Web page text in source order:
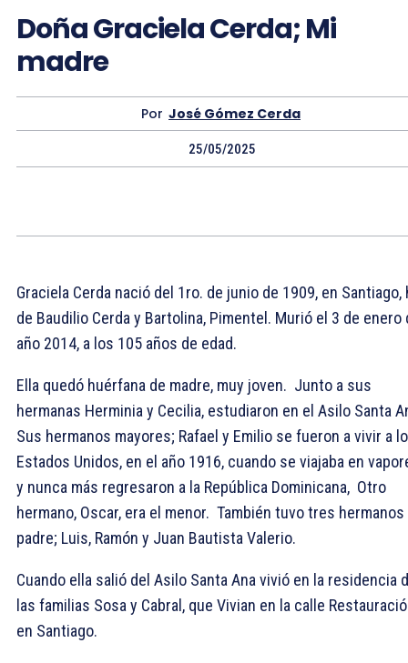
Doña Graciela Cerda; Mi
madre
Por José Gómez Cerda
25/05/2025
Graciela Cerda nació del 1ro. de junio de 1909, en Santiago,
de Baudilio Cerda y Bartolina, Pimentel. Murió el 3 de enero
año 2014, a los 105 años de edad.
Ella quedó huérfana de madre, muy joven. Junto a sus
hermanas Herminia y Cecilia, estudiaron en el Asilo Santa
Sus hermanos mayores; Rafael y Emilio se fueron a vivir a
Estados Unidos, en el año 1916, cuando se viajaba en
y nunca más regresaron a la República Dominicana, Otro
hermano, Oscar, era el menor. También tuvo tres hermanos
padre; Luis, Ramón y Juan Bautista Valerio.
Cuando ella salió del Asilo Santa Ana vivió en la residencia
las familias Sosa y Cabral, que Vivian en la calle
en Santiago.